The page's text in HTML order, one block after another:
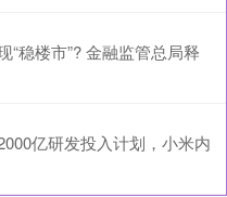
“稳楼市”? 金融监管总局释
亿研发投入计划，小米内